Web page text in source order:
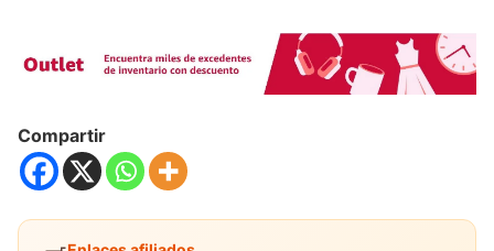
Compartir